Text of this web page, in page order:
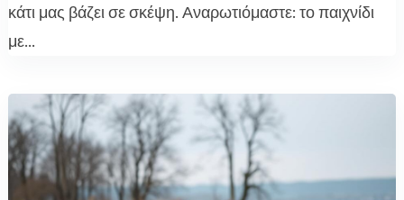
κάτι μας βάζει σε σκέψη. Αναρωτιόμαστε: το παιχνίδι
με...